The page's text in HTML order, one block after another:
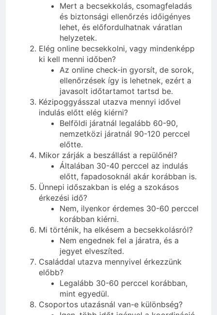
Mert a becsekkolás, csomagfeladás
és biztonsági ellenőrzés időigényes
lehet, és előfordulhatnak váratlan
helyzetek.
Elég online becsekkolni, vagy mindenképp
ki kell menni időben?
Az online check-in gyorsít, de sorok,
ellenőrzések így is lehetnek, ezért a
javasolt időtartamot tartsd be.
Kézipoggyásszal utazva mennyi idővel
indulás előtt elég kiérni?
Belföldi járatnál legalább 60-90,
nemzetközi járatnál 90-120 perccel
előtte.
Mikor zárják a beszállást a repülőnél?
Általában 30-40 perccel az indulás
előtt, fapadosoknál akár korábban is.
Ünnepi időszakban is elég a szokásos
érkezési idő?
Nem, ilyenkor érdemes 30-60 perccel
korábban kiérni.
Mi történik, ha elkésem a becsekkolásról?
Nem engednek fel a járatra, és a
jegyet elveszíted.
Családdal utazva mennyivel érkezzünk
előbb?
Legalább 30-60 perccel korábban,
mint egyedül.
Csoportos utazásnál van-e különbség?